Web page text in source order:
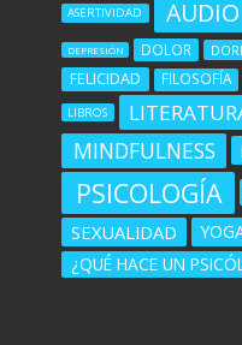
ASERTIVIDAD AUDIO
DEPRESIÓN DOLOR
FELICIDAD FILOSOFÍA
LIBROS
MINDFULNESS
PSICOLOGÍA
SEXUALIDAD
¿QUÉ HACE UN